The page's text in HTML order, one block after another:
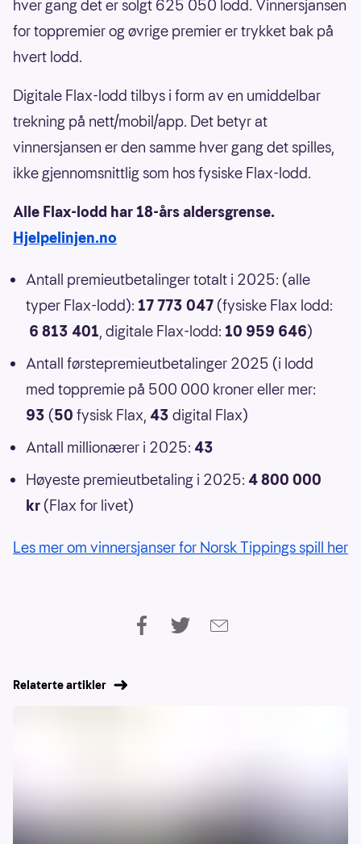
hver gang det er solgt 625 050 lodd. Vinnersjansen
for toppremier og øvrige premier er trykket bak på
hvert lodd.
Digitale Flax-lodd tilbys i form av en umiddelbar
trekning på nett/mobil/app. Det betyr at
vinnersjansen er den samme hver gang det spilles,
ikke gjennomsnittlig som hos fysiske Flax-lodd.
Alle Flax-lodd har 18-års aldersgrense.
Hjelpelinjen.no
Antall premieutbetalinger totalt i 2025: (alle
typer Flax-lodd): 17 773 047 (fysiske Flax lodd:
6 813 401, digitale Flax-lodd: 10 959 646)
Antall førstepremieutbetalinger 2025 (i lodd
med toppremie på 500 000 kroner eller mer:
93 (50 fysisk Flax, 43 digital Flax)
Antall millionærer i 2025: 43
Høyeste premieutbetaling i 2025: 4 800 000
kr (Flax for livet)
Les mer om vinnersjanser for Norsk Tippings spill her
Relaterte artikler